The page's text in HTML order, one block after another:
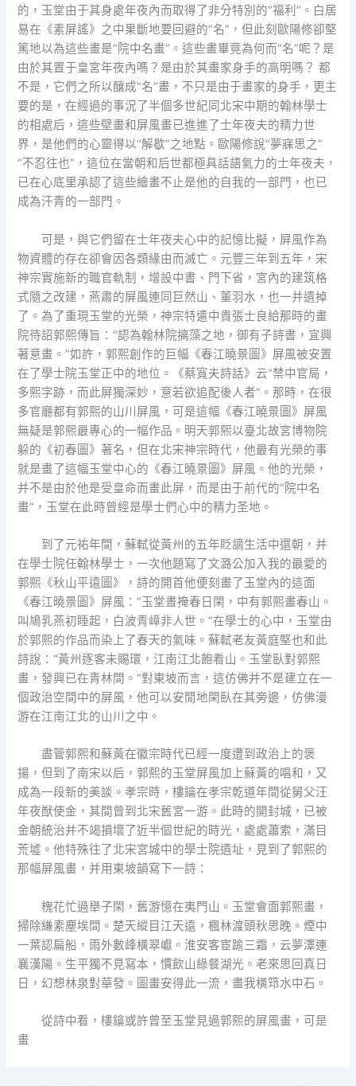
的，玉堂由于其身處年夜內而取得了非分特別的“福利”。白居
易在《素屏謠》之中果斷地要回避的“名”，但此刻歐陽修卻堅
篤地以為這些畫是“院中名畫”。這些畫畢竟為何而“名”呢？是
由於其置于皇宮年夜內嗎？是由於其畫家身手的高明嗎？ 都
不是，它們之所以釀成“名”畫，不只是由于畫家的身手，更主
要的是，在經過的事況了半個多世紀同北宋中期的翰林學士
的相處后，這些壁畫和屏風畫已進進了士年夜夫的精力世
界，是他們的心靈得以“解歇”之地點。歐陽修說“夢寐思之”
“不忍往也”，這位在當朝和后世都極具話語氣力的士年夜夫，
已在心底里承認了這些繪畫不止是他的自我的一部門，也已
成為汗青的一部門。
可是，與它們留在士年夜夫心中的記憶比擬，屏風作為
物資體的存在卻會因各類緣由而滅亡。元豐三年到五年，宋
神宗實施新的職官軌制，增設中書、門下省，宮內的建筑格
式隨之改建，燕肅的屏風連同巨然山、董羽水，也一并遺掉
了。為了重現玉堂的光榮，神宗特遣中貴張士良給那時的畫
院待詔郭熙傳旨：“認為翰林院摛藻之地，御有子詩書，宜興
著意畫。”如許，郭熙創作的巨幅《春江曉景圖》屏風被安置
在了學士院玉堂正中的地位。《蔡寬夫詩話》云“禁中官局，
多熙字跡，而此屏獨深妙，意若欲追配後人者”。那時，在很
多官廳都有郭熙的山川屏風，可是這幅《春江曉景圖》屏風
無疑是郭熙最專心的一幅作品。明天郭熙以臺北故宮博物院
躲的《初春圖》著名，但在北宋神宗時代，他最有光榮的事
就是畫了這幅玉堂中心的《春江曉景圖》屏風。他的光榮，
并不是由於他是受皇命而畫此屏，而是由于前代的“院中名
畫”，玉堂在此時曾經是學士們心中的精力圣地。
到了元祐年間，蘇軾從黃州的五年貶謫生活中還朝，并
在學士院任翰林學士，一次他題寫了文潞公加入我的最愛的
郭熙《秋山平遠圖》，詩的開首他便刻畫了玉堂內的這面
《春江曉景圖》屏風：“玉堂晝掩春日閑，中有郭熙畫春山。
叫鳩乳燕初睡起，白波青嶂非人世。”在學士的心中，玉堂由
於郭熙的作品而染上了春天的氣味。蘇軾老友黃庭堅也和此
詩說：“黃州逐客未賜環，江南江北飽看山。玉堂臥對郭熙
畫，發興已在青林間。”對東坡而言，這仿佛并不是建立在一
個政治空間中的屏風，他可以安閒地閑臥在其旁邊，仿佛漫
游在江南江北的山川之中。
盡管郭熙和蘇黃在徽宗時代已經一度遭到政治上的褒
揚，但到了南宋以后，郭熙的玉堂屏風加上蘇黃的唱和，又
成為一段新的美談。孝宗時，樓鑰在孝宗乾道年間從舅父汪
年夜猷使金，其間曾到北宋舊宮一游。此時的開封城，已被
金朝統治并不竭損壞了近半個世紀的時光，處處蕭索，滿目
荒墟。他特殊往了北宋宮城中的學士院遺址，見到了郭熙的
那幅屏風畫，并用東坡韻寫下一詩：
槐花忙過舉子閑，舊游憶在夷門山。玉堂會面郭熙畫，
掃除縑素塵埃間。楚天縱目江天遠，楓林渡頭秋思晚。煙中
一葉認扁船，雨外數峰橫翠巘。淮安客宦踰三霜，云夢澤連
襄漢陽。生平獨不見寫本，慣飲山綠餐湖光。老來思回真日
日，幻想林泉對華發。圖畫安得此一流，畫我橫筇水中石。
從詩中看，樓鑰或許曾至玉堂見過郭熙的屏風畫，可是
畫